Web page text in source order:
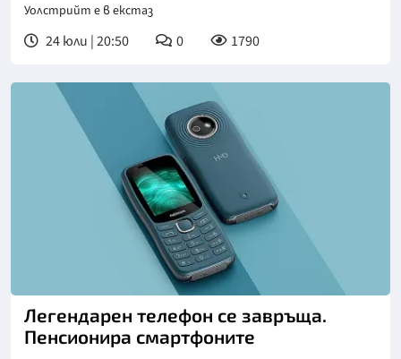
Уолстрийт е в екстаз
24 юли | 20:50 0 1790
Легендарен телефон се завръща.
Пенсионира смартфоните